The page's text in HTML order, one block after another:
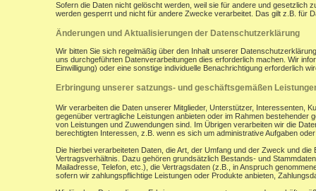
Sofern die Daten nicht gelöscht werden, weil sie für andere und gesetzlich
werden gesperrt und nicht für andere Zwecke verarbeitet. Das gilt z.B. für
Änderungen und Aktualisierungen der Datenschutzerklärung
Wir bitten Sie sich regelmäßig über den Inhalt unserer
uns durchgeführten Datenverarbeitungen dies erforderlich machen. Wir
Einwilligung) oder eine sonstige individuelle Benachrichtigung erforderlich
Erbringung unserer satzungs- und geschäftsgemäßen
Wir verarbeiten die Daten unserer Mitglieder, Unterstützer, Interessenten,
gegenüber vertragliche Leistungen anbieten oder im Rahmen
von Leistungen und Zuwendungen sind. Im Übrigen verarbeiten wir die
berechtigten Interessen, z.B. wenn es sich um administrative Aufgaben
Die hierbei verarbeiteten Daten, die Art, der Umfang und der Zweck und
Vertragsverhältnis. Dazu gehören grundsätzlich Bestands- und
Mailadresse, Telefon, etc.), die Vertragsdaten (z.B., in Anspruch
sofern wir zahlungspflichtige Leistungen oder Produkte anbieten,